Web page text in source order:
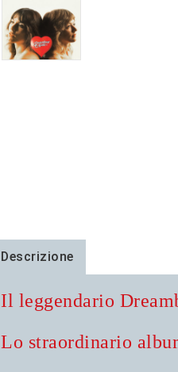
Descrizione
Il leggendario
Lo straordinario